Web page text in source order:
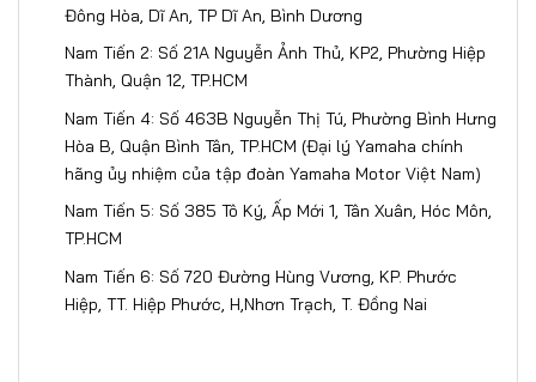
Đông Hòa, Dĩ An, TP Dĩ An, Bình Dương
Nam Tiến 2: Số 21A Nguyễn Ảnh Thủ, KP2, Phường Hiệp
Thành, Quận 12, TP.HCM
Nam Tiến 4: Số 463B Nguyễn Thị Tú, Phường Bình Hưng
Hòa B, Quận Bình Tân, TP.HCM (Đại lý Yamaha chính
hãng ủy nhiệm của tập đoàn Yamaha Motor Việt Nam)
Nam Tiến 5: Số 385 Tô Ký, Ấp Mới 1, Tân Xuân, Hóc Môn,
TP.HCM
Nam Tiến 6: Số 720 Đường Hùng Vương, KP. Phước
Hiệp, TT. Hiệp Phước, H,Nhơn Trạch, T. Đồng Nai​​​